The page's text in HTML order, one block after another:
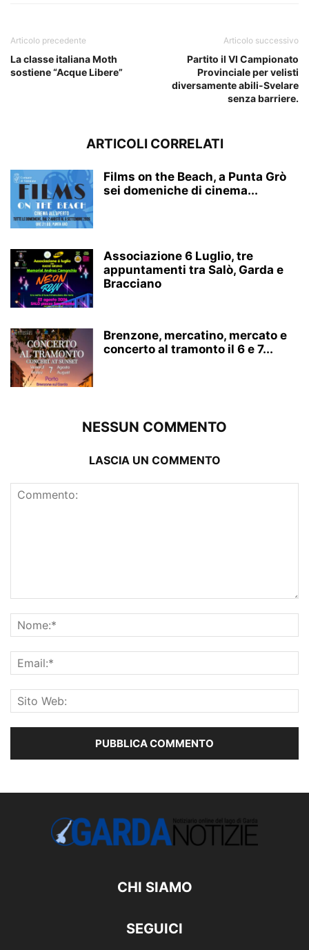
Articolo precedente
La classe italiana Moth
sostiene “Acque Libere”
Articolo successivo
Partito il VI Campionato
Provinciale per velisti
diversamente abili-Svelare
senza barriere.
ARTICOLI CORRELATI
Films on the Beach, a Punta Grò
sei domeniche di cinema...
Associazione 6 Luglio, tre
appuntamenti tra Salò, Garda e
Bracciano
Brenzone, mercatino, mercato e
concerto al tramonto il 6 e 7...
NESSUN COMMENTO
LASCIA UN COMMENTO
CHI SIAMO
SEGUICI